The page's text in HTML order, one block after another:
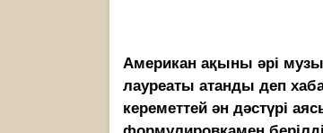
Американ ақыны әрі
лауреаты атанды деп
кереметтей ән дәстүрі